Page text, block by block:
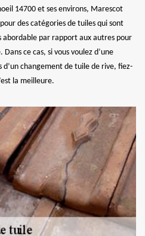
14700 et ses environs, Marescot
des catégories de tuiles qui sont
abordable par rapport aux autres pour
ce cas, si vous voulez d’une
changement de tuile de rive, fiez-
la meilleure.